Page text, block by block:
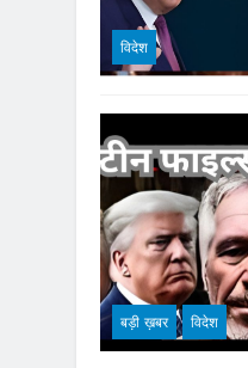
विदेश
बड़ी ख़बर विदेश